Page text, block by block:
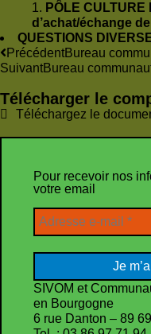
PÔLE
d’achat/échange
QUESTIONS
PrécédentBureau
SuivantBureau
Télécharger le
Téléchargez le
Pour recevoir nos
votre email
SIVOM et
en Bourgogne
6 rue Danton – 89